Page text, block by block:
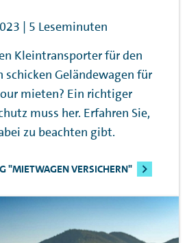
| 5 Leseminuten
Kleintransporter für den
schicken Geländewagen für
mieten? Ein richtiger
muss her. Erfahren Sie,
zu beachten gibt.
"MIETWAGEN VERSICHERN"